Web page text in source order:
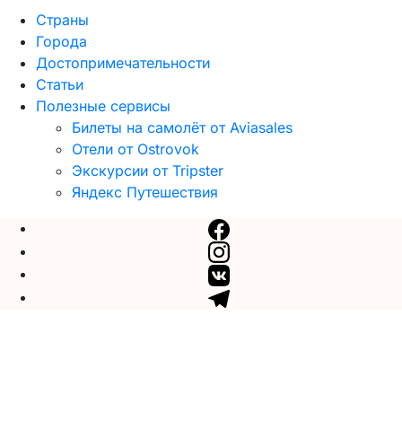
Страны
Города
Достопримечательности
Статьи
Полезные сервисы
Билеты на самолёт от Aviasales
Отели от Ostrovok
Экскурсии от Tripster
Яндекс Путешествия